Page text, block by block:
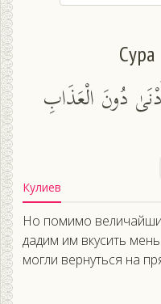
دُونَ الْعَذَابِ
Кулиев
Но помимо
дадим им вкусить
могли вернуться на